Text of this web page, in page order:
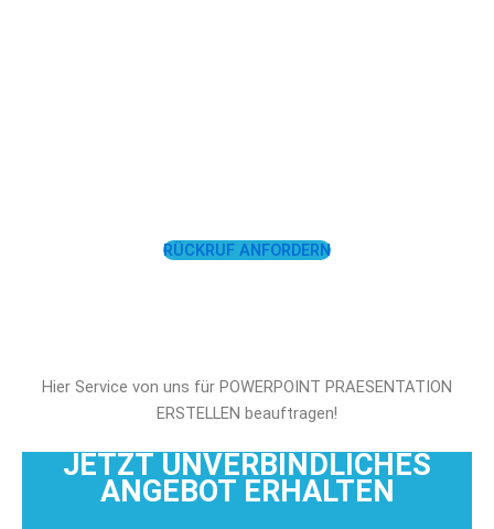
RÜCKRUF ANFORDERN
Hier Service von uns für POWERPOINT PRAESENTATION
ERSTELLEN beauftragen!
JETZT UNVERBINDLICHES
ANGEBOT ERHALTEN